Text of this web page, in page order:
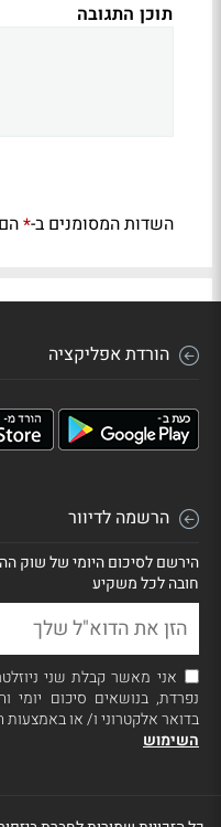
תוכן התגובה
השדות המסומנים ב-*
הורדת אפליקציה
הרשמה לדיוור
הירשם לסיכום היומי של שוק
חובה לכל משקיע
אני מאשר קבלת שני
נפרדת, בנושאים סיכום יומי
בדואר אלקטרוני ו/ או באמצעות
השימוש